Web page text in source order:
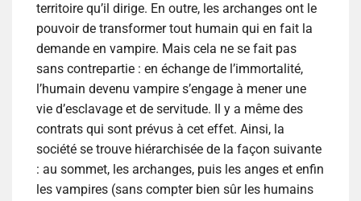
territoire qu’il dirige. En outre, les archanges ont le
pouvoir de transformer tout humain qui en fait la
demande en vampire. Mais cela ne se fait pas
sans contrepartie : en échange de l’immortalité,
l’humain devenu vampire s’engage à mener une
vie d’esclavage et de servitude. Il y a même des
contrats qui sont prévus à cet effet. Ainsi, la
société se trouve hiérarchisée de la façon suivante
: au sommet, les archanges, puis les anges et enfin
les vampires (sans compter bien sûr les humains